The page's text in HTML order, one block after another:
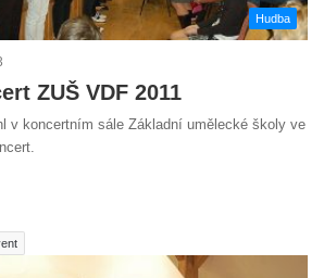
Hudba
ZUŠ VDF 2011
v koncertním sále Základní umělecké školy ve